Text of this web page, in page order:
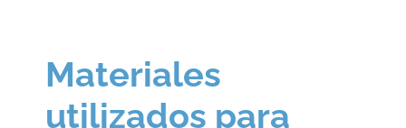
Materiales
utilizados para